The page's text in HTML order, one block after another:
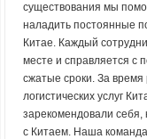
существования мы
наладить постоянные
Китае. Каждый
месте и справляется с
сжатые сроки. За
логистических услуг
зарекомендовали себя,
с Китаем. Наша команда